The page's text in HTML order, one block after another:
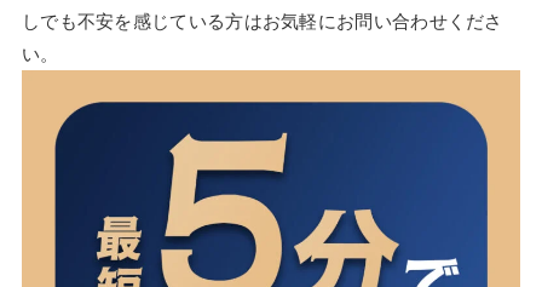
しでも不安を感じている方はお気軽にお問い合わせくださ
い。